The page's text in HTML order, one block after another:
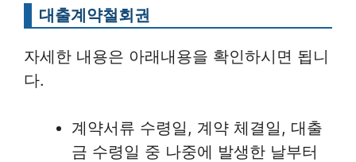
대출계약철회권
자세한 내용은 아래내용을 확인하시면 됩니
다.
계약서류 수령일, 계약 체결일, 대출
금 수령일 중 나중에 발생한 날부터